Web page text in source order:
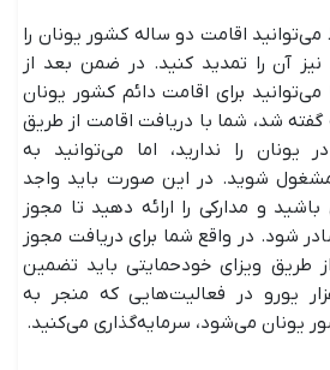
اقامت دو ساله کشور یونان را
نیز آن را تمدید کنید. در ضمن بعد از
سال شما می‌توانید برای اقامت دائم کشور یونان
شد، شما با دریافت اقامت از طریق
یونان را ندارید، اما می‌توانید به
مشغول شوید. در این صورت باید واجد
باشید و مدارکی را ارائه دهید تا مجوز
شود. در واقع شما برای دریافت مجوز
طریق ویزای خودحمایتی باید تضمین
که حداقل ۳۰۰ هزار یورو در فعالیت‌هایی که منجر به
یونان می‌شود، سرمایه‌گذاری می‌کنید.